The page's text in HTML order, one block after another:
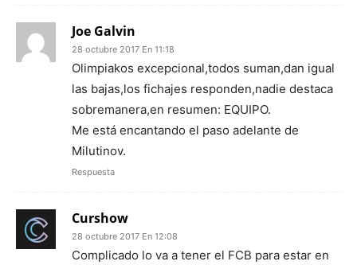
Joe Galvin
28 octubre 2017 En 11:18
Olimpiakos excepcional,todos suman,dan igual
las bajas,los fichajes responden,nadie destaca
sobremanera,en resumen: EQUIPO.
Me está encantando el paso adelante de
Milutinov.
Respuesta
Curshow
28 octubre 2017 En 12:08
Complicado lo va a tener el FCB para estar en